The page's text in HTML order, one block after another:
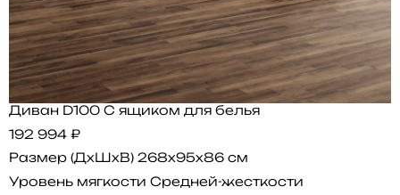
Диван D100 С ящиком для белья
192 994 ₽
Размер (ДхШхВ) 268x95x86 см
Уровень мягкости Средней-жесткости